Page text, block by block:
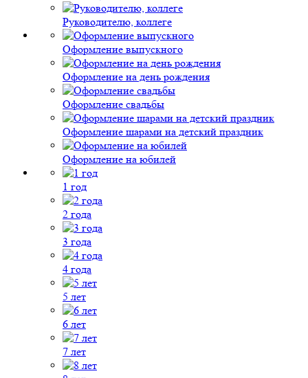
Руководителю, коллеге
Оформление выпускного
Оформление на день рождения
Оформление свадьбы
Оформление шарами на детский праздник
Оформление на юбилей
1 год
2 года
3 года
4 года
5 лет
6 лет
7 лет